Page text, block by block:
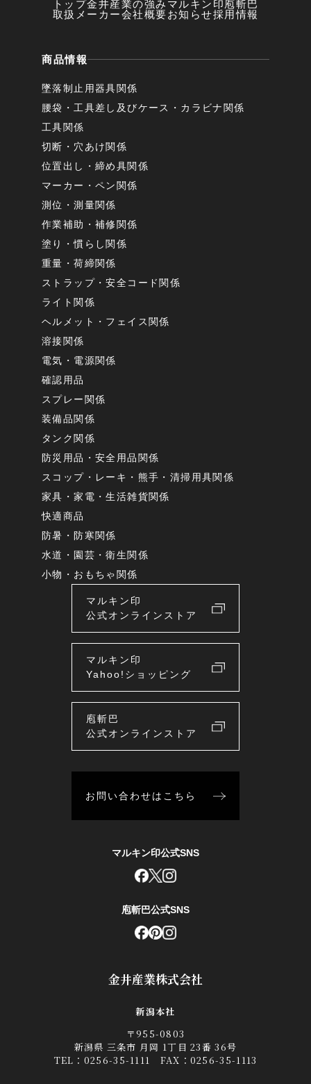
金井産業株式会社
新潟本社
〒955-0803
新潟県 三条市 月岡 1丁目 23番 36号
TEL： 0256-35-1111 FAX：0256-35-1113
トップ金井産業の強み マルキン印 庖斬巴
取扱メーカー会社概要お知らせ採用情報
商品情報
墜落制止用器具関係
腰袋・工具差し及びケース・カラビナ関係
工具関係
切断・穴あけ関係
位置出し・締め具関係
マーカー・ペン関係
測位・測量関係
作業補助・補修関係
塗り・慣らし関係
重量・荷締関係
ストラップ・安全コード関係
ライト関係
ヘルメット・フェイス関係
溶接関係
電気・電源関係
確認用品
スプレー関係
装備品関係
タンク関係
防災用品・安全用品関係
スコップ・レーキ・熊手・清掃用具関係
家具・家電・生活雑貨関係
快適商品
防暑・防寒関係
水道・園芸・衛生関係
小物・おもちゃ関係
マルキン印
公式オンラインストア
マルキン印
Yahoo!ショッピング
庖斬巴
公式オンラインストア
お問い合わせはこちら
マルキン印公式SNS
庖斬巴公式SNS